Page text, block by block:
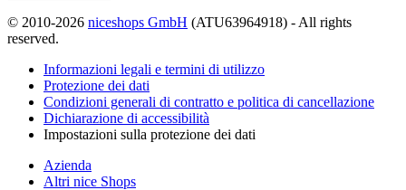
© 2010-2026 niceshops GmbH (ATU63964918) - All rights
reserved.
Informazioni legali e termini di utilizzo
Protezione dei dati
Condizioni generali di contratto e politica di cancellazione
Dichiarazione di accessibilità
Impostazioni sulla protezione dei dati
Azienda
Altri nice Shops